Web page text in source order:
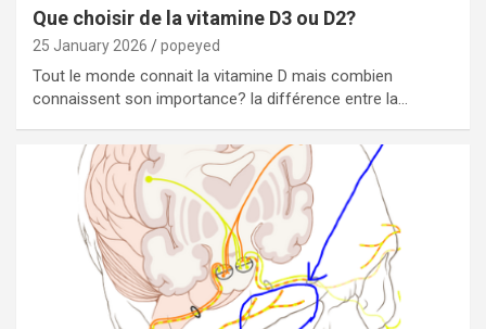
Que choisir de la vitamine D3 ou D2?
25 January 2026 popeyed
Tout le monde connait la vitamine D mais combien
connaissent son importance? la différence entre la…